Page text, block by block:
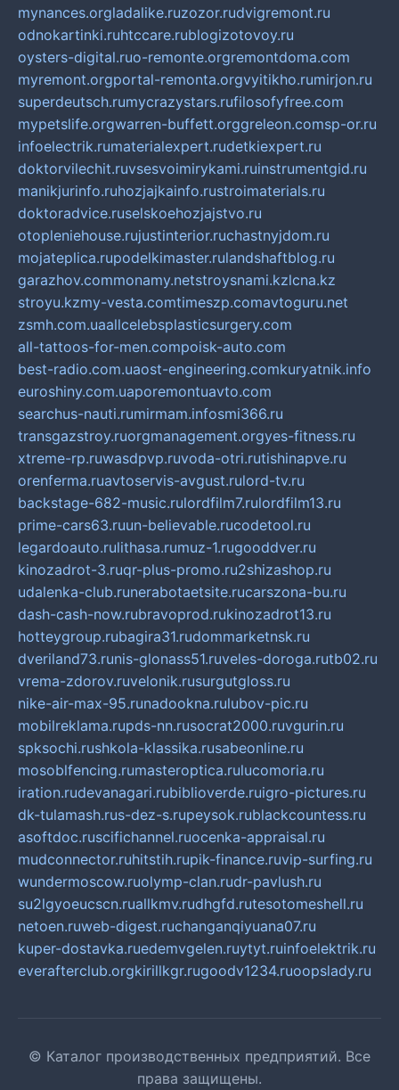
mynances.orgladalike.ruzozor.rudvigremont.ru
odnokartinki.ruhtccare.rublogizotovoy.ru
oysters-digital.ruo-remonte.orgremontdoma.com
myremont.orgportal-remonta.orgvyitikho.rumirjon.ru
superdeutsch.rumycrazystars.rufilosofyfree.com
mypetslife.orgwarren-buffett.orggreleon.comsp-or.ru
infoelectrik.rumaterialexpert.rudetkiexpert.ru
doktorvilechit.ruvsesvoimirykami.ruinstrumentgid.ru
manikjurinfo.ruhozjajkainfo.rustroimaterials.ru
doktoradvice.ruselskoehozjajstvo.ru
otopleniehouse.rujustinterior.ruchastnyjdom.ru
mojateplica.rupodelkimaster.rulandshaftblog.ru
garazhov.commonamy.netstroysnami.kzlcna.kz
stroyu.kzmy-vesta.comtimeszp.comavtoguru.net
zsmh.com.uaallcelebsplasticsurgery.com
all-tattoos-for-men.compoisk-auto.com
best-radio.com.uaost-engineering.comkuryatnik.info
euroshiny.com.uaporemontuavto.com
searchus-nauti.rumirmam.infosmi366.ru
transgazstroy.ruorgmanagement.orgyes-fitness.ru
xtreme-rp.ruwasdpvp.ruvoda-otri.rutishinapve.ru
orenferma.ruavtoservis-avgust.rulord-tv.ru
backstage-682-music.rulordfilm7.rulordfilm13.ru
prime-cars63.ruun-believable.rucodetool.ru
legardoauto.rulithasa.rumuz-1.rugooddver.ru
kinozadrot-3.ruqr-plus-promo.ru2shizashop.ru
udalenka-club.runerabotaetsite.rucarszona-bu.ru
dash-cash-now.rubravoprod.rukinozadrot13.ru
hotteygroup.rubagira31.rudommarketnsk.ru
dveriland73.runis-glonass51.ruveles-doroga.rutb02.ru
vrema-zdorov.ruvelonik.rusurgutgloss.ru
nike-air-max-95.runadookna.rulubov-pic.ru
mobilreklama.rupds-nn.rusocrat2000.ruvgurin.ru
spksochi.rushkola-klassika.rusabeonline.ru
mosoblfencing.rumasteroptica.rulucomoria.ru
iration.rudevanagari.rubiblioverde.ruigro-pictures.ru
dk-tulamash.rus-dez-s.rupeysok.rublackcountess.ru
asoftdoc.ruscifichannel.ruocenka-appraisal.ru
mudconnector.ruhitstih.rupik-finance.ruvip-surfing.ru
wundermoscow.ruolymp-clan.rudr-pavlush.ru
su2lgyoeucscn.ruallkmv.rudhgfd.rutesotomeshell.ru
netoen.ruweb-digest.ruchanganqiyuana07.ru
kuper-dostavka.ruedemvgelen.ruytyt.ruinfoelektrik.ru
everafterclub.orgkirillkgr.rugoodv1234.ruoopslady.ru
© Каталог производственных предприятий. Все
права защищены.